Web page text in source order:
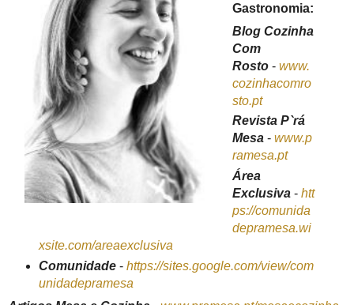
Gastronomia:
Blog Cozinha
Com
Rosto - www.
cozinhacomro
sto.pt
Revista P`rá
Mesa - www.p
ramesa.pt
Área
Exclusiva - htt
ps://comunida
depramesa.wi
xsite.com/areaexclusiva
Comunidade- https://sites.google.com/view/com
unidadepramesa